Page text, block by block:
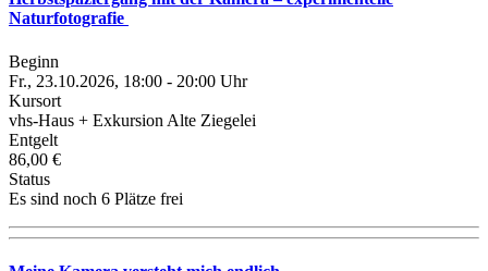
Naturfotografie
Beginn
Fr., 23.10.2026, 18:00 - 20:00 Uhr
Kursort
vhs-Haus + Exkursion Alte Ziegelei
Entgelt
86,00 €
Status
Es sind noch 6 Plätze frei